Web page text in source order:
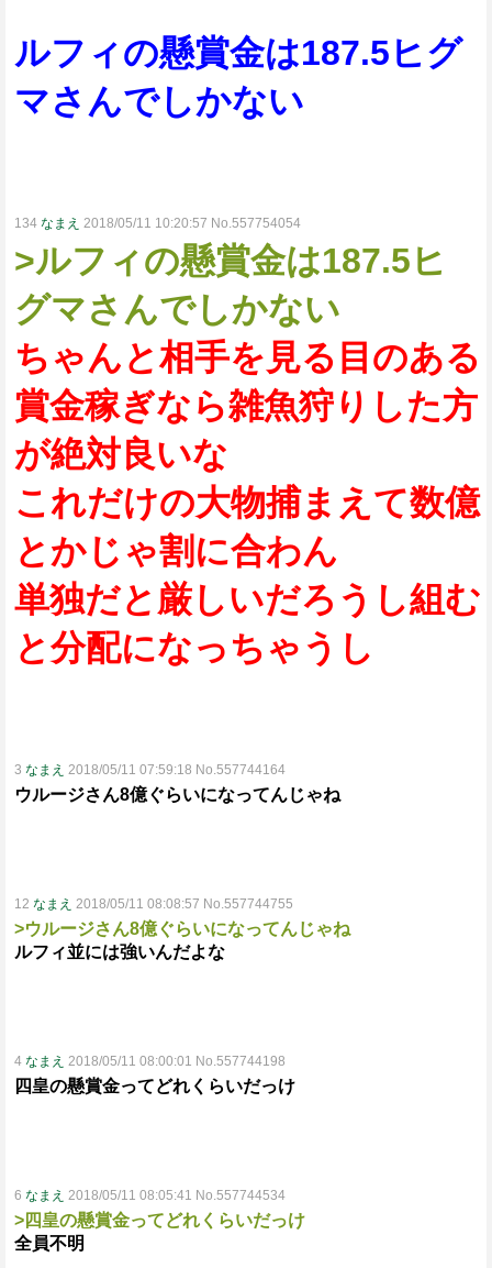
ルフィの懸賞金は187.5ヒグ
マさんでしかない
134 なまえ 2018/05/11 10:20:57 No.557754054
>ルフィの懸賞金は187.5ヒ
グマさんでしかない
ちゃんと相手を見る目のある
賞金稼ぎなら雑魚狩りした方
が絶対良いな
これだけの大物捕まえて数億
とかじゃ割に合わん
単独だと厳しいだろうし組む
と分配になっちゃうし
3 なまえ 2018/05/11 07:59:18 No.557744164
ウルージさん8億ぐらいになってんじゃね
12 なまえ 2018/05/11 08:08:57 No.557744755
>ウルージさん8億ぐらいになってんじゃね
ルフィ並には強いんだよな
4 なまえ 2018/05/11 08:00:01 No.557744198
四皇の懸賞金ってどれくらいだっけ
6 なまえ 2018/05/11 08:05:41 No.557744534
>四皇の懸賞金ってどれくらいだっけ
全員不明